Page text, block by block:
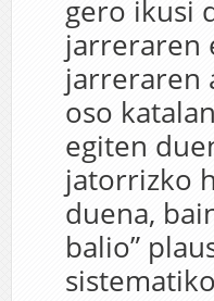
gero ikusi
jarreraren
jarreraren
oso
egiten
jatorrizko
duena,
balio”